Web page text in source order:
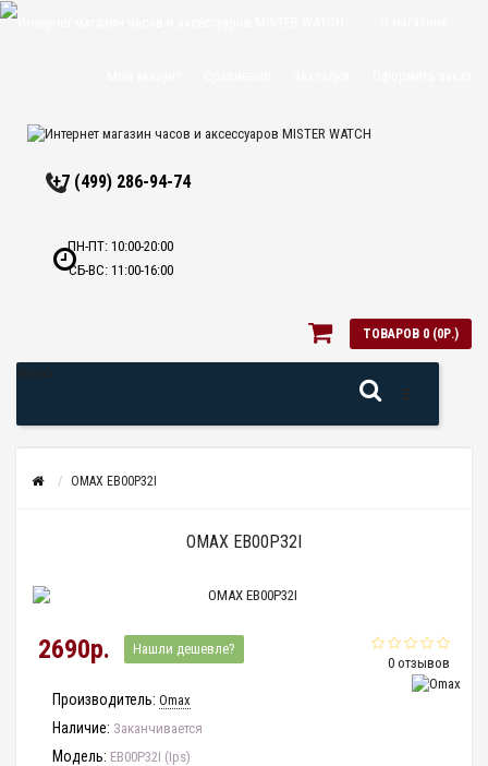
+7 (499) 286-94-74
ПН-ПТ: 10:00-20:00
СБ-ВС: 11:00-16:00
ТОВАРОВ 0 (0Р.)
OMAX EB00P32I
OMAX EB00P32I
0 отзывов
2690р. Нашли дешевле?
Производитель: Omax
Наличие: Заканчивается
Модель: EB00P32I (Ips)